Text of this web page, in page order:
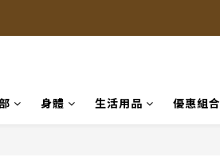
身體 生活用品 優惠組合